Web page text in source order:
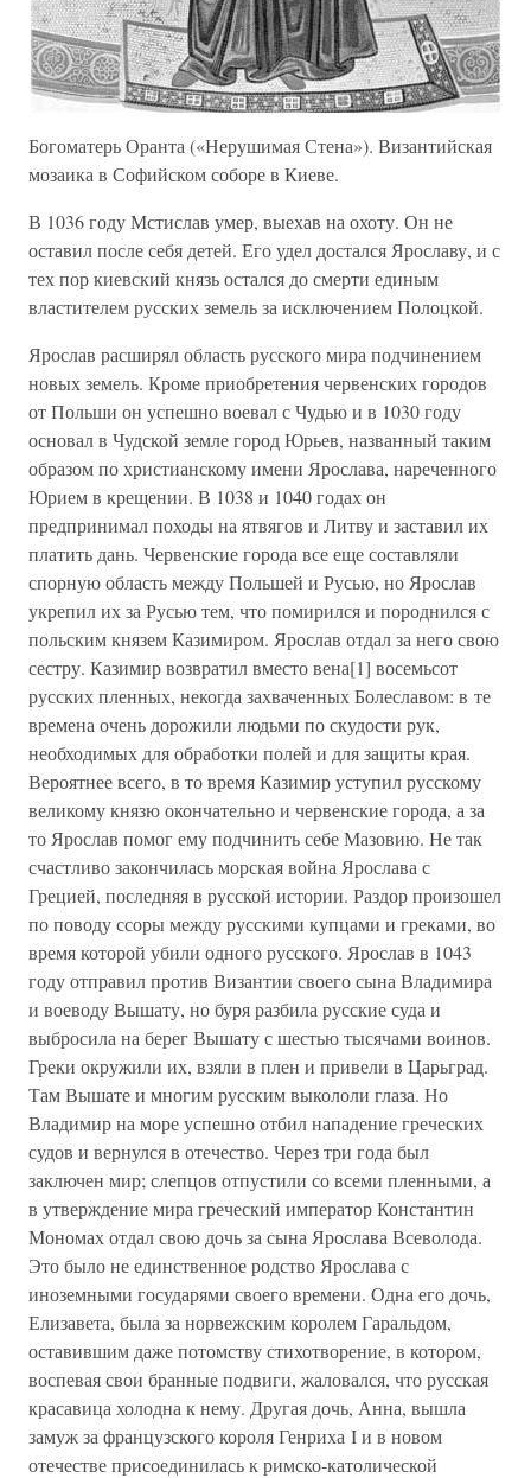
Богоматерь Оранта («Нерушимая Стена»). Византийская
мозаика в Софийском соборе в Киеве.
В 1036 году Мстислав умер, выехав на охоту. Он не
оставил после себя детей. Его удел достался Ярославу, и с
тех пор киевский князь остался до смерти единым
властителем русских земель за исключением Полоцкой.
Ярослав расширял область русского мира подчинением
новых земель. Кроме приобретения червенских городов
от Польши он успешно воевал с Чудью и в 1030 году
основал в Чудской земле город Юрьев, названный таким
образом по христианскому имени Ярослава, нареченного
Юрием в крещении. В 1038 и 1040 годах он
предпринимал походы на ятвягов и Литву и заставил их
платить дань. Червенские города все еще составляли
спорную область между Польшей и Русью, но Ярослав
укрепил их за Русью тем, что помирился и породнился с
польским князем Казимиром. Ярослав отдал за него свою
сестру. Казимир возвратил вместо вена[1] восемьсот
русских пленных, некогда захваченных Болеславом: в те
времена очень дорожили людьми по скудости рук,
необходимых для обработки полей и для защиты края.
Вероятнее всего, в то время Казимир уступил русскому
великому князю окончательно и червенские города, а за
то Ярослав помог ему подчинить себе Мазовию. Не так
счастливо закончилась морская война Ярослава с
Грецией, последняя в русской истории. Раздор произошел
по поводу ссоры между русскими купцами и греками, во
время которой убили одного русского. Ярослав в 1043
году отправил против Византии своего сына Владимира
и воеводу Вышату, но буря разбила русские суда и
выбросила на берег Вышату с шестью тысячами воинов.
Греки окружили их, взяли в плен и привели в Царьград.
Там Вышате и многим русским выкололи глаза. Но
Владимир на море успешно отбил нападение греческих
судов и вернулся в отечество. Через три года был
заключен мир; слепцов отпустили со всеми пленными, а
в утверждение мира греческий император Константин
Мономах отдал свою дочь за сына Ярослава Всеволода.
Это было не единственное родство Ярослава с
иноземными государями своего времени. Одна его дочь,
Елизавета, была за норвежским королем Гаральдом,
оставившим даже потомству стихотворение, в котором,
воспевая свои бранные подвиги, жаловался, что русская
красавица холодна к нему. Другая дочь, Анна, вышла
замуж за французского короля Генриха I и в новом
отечестве присоединилась к римско-католической